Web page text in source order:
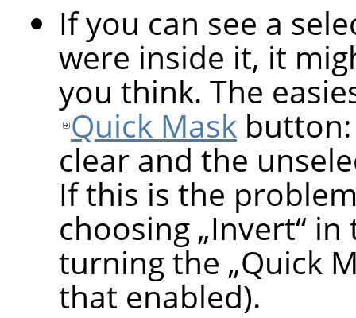
If you can see a
were inside it, it
you think. The
Quick Mask
clear and the
If this is the
choosing „Invert“ in
turning the „Quick
that enabled).